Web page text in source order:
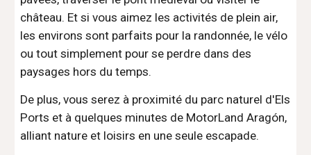
château. Et si vous aimez les activités de plein air,
les environs sont parfaits pour la randonnée, le vélo
ou tout simplement pour se perdre dans des
paysages hors du temps.
De plus, vous serez à proximité du parc naturel d'Els
Ports et à quelques minutes de MotorLand Aragón,
alliant nature et loisirs en une seule escapade.